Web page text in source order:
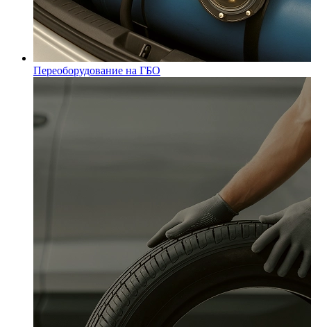
Переоборудование на ГБО